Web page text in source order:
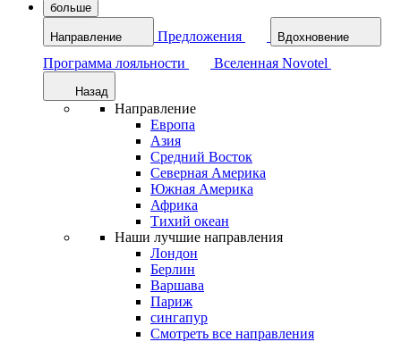
больше
Направление Предложения Вдохновение
Программа лояльности Вселенная Novotel
Назад
Направление
Европа
Азия
Средний Восток
Северная Америка
Южная Америка
Африка
Тихий океан
Наши лучшие направления
Лондон
Берлин
Варшава
Париж
сингапур
Смотреть все направления